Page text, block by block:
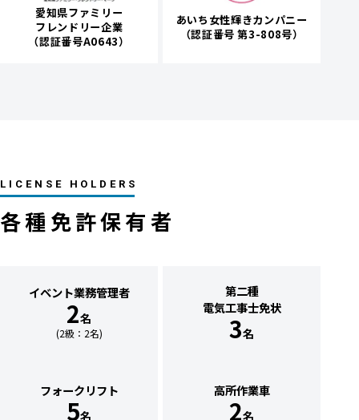
愛知県ファミリー
フレンドリー企業
（認証番号A0643）
あいち女性輝きカンパニー
（認証番号 第3-808号）
LICENSE HOLDERS
各種免許保有者
イベント業務管理者
2名
(2級：2名)
第二種
電気工事士免状
3名
フォークリフト
5名
高所作業車
2名